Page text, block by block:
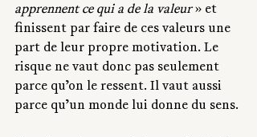
apprennent ce qui a de la valeur » et
finissent par faire de ces valeurs une
part de leur propre motivation. Le
risque ne vaut donc pas seulement
parce qu’on le ressent. Il vaut aussi
parce qu’un monde lui donne du sens.